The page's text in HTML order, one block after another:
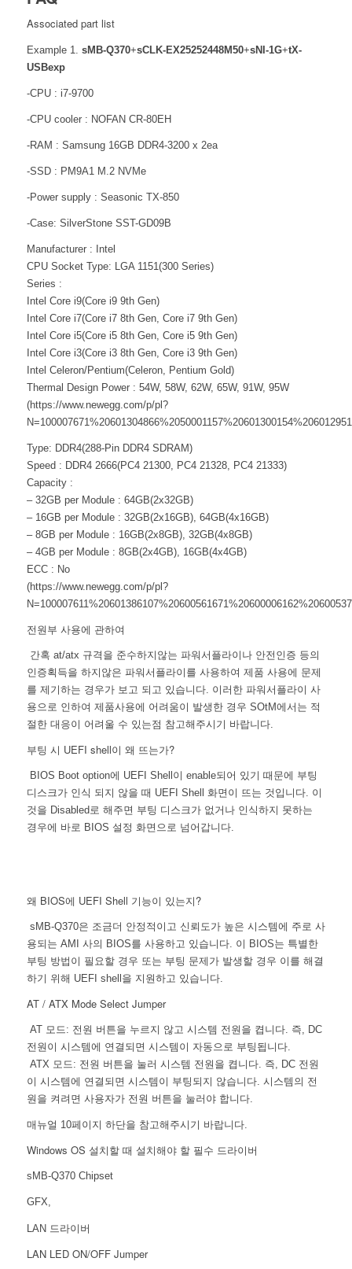
Associated part list
Example 1. sMB-Q370+sCLK-EX25252448M50+sNI-1G+tX-
USBexp
-CPU : i7-9700
-CPU cooler : NOFAN CR-80EH
-RAM : Samsung 16GB DDR4-3200 x 2ea
-SSD : PM9A1 M.2 NVMe
-Power supply : Seasonic TX-850
-Case: SilverStone SST-GD09B
Manufacturer : Intel
CPU Socket Type: LGA 1151(300 Series)
Series :
Intel Core i9(Core i9 9th Gen)
Intel Core i7(Core i7 8th Gen, Core i7 9th Gen)
Intel Core i5(Core i5 8th Gen, Core i5 9th Gen)
Intel Core i3(Core i3 8th Gen, Core i3 9th Gen)
Intel Celeron/Pentium(Celeron, Pentium Gold)
Thermal Design Power : 54W, 58W, 62W, 65W, 91W, 95W
(https://www.newegg.com/p/pl?
Type: DDR4(288-Pin DDR4 SDRAM)
Speed : DDR4 2666(PC4 21300, PC4 21328, PC4 21333)
Capacity :
– 32GB per Module : 64GB(2x32GB)
– 16GB per Module : 32GB(2x16GB), 64GB(4x16GB)
– 8GB per Module : 16GB(2x8GB), 32GB(4x8GB)
– 4GB per Module : 8GB(2x4GB), 16GB(4x4GB)
ECC : No
(https://www.newegg.com/p/pl?
전원부 사용에 관하여
간혹 at/atx 규격을 준수하지않는 파워서플라이나 안전인증 등의
인증획득을 하지않은 파워서플라이를 사용하여 제품 사용에 문제
를 제기하는 경우가 보고 되고 있습니다. 이러한 파워서플라이 사
용으로 인하여 제품사용에 어려움이 발생한 경우 SOtM에서는 적
절한 대응이 어려울 수 있는점 참고해주시기 바랍니다.
부팅 시 UEFI shell이 왜 뜨는가?
BIOS Boot option에 UEFI Shell이 enable되어 있기 때문에 부팅
디스크가 인식 되지 않을 때 UEFI Shell 화면이 뜨는 것입니다. 이
것을 Disabled로 해주면 부팅 디스크가 없거나 인식하지 못하는
경우에 바로 BIOS 설정 화면으로 넘어갑니다.
왜 BIOS에 UEFI Shell 기능이 있는지?
sMB-Q370은 조금더 안정적이고 신뢰도가 높은 시스템에 주로 사
용되는 AMI 사의 BIOS를 사용하고 있습니다. 이 BIOS는 특별한
부팅 방법이 필요할 경우 또는 부팅 문제가 발생할 경우 이를 해결
하기 위해 UEFI shell을 지원하고 있습니다.
AT / ATX Mode Select Jumper
AT 모드: 전원 버튼을 누르지 않고 시스템 전원을 켭니다. 즉, DC
전원이 시스템에 연결되면 시스템이 자동으로 부팅됩니다.
ATX 모드: 전원 버튼을 눌러 시스템 전원을 켭니다. 즉, DC 전원
이 시스템에 연결되면 시스템이 부팅되지 않습니다. 시스템의 전
원을 켜려면 사용자가 전원 버튼을 눌러야 합니다.
매뉴얼 10페이지 하단을 참고해주시기 바랍니다.
Windows OS 설치할 때 설치해야 할 필수 드라이버
sMB-Q370 Chipset
GFX,
LAN 드라이버
LAN LED ON/OFF Jumper